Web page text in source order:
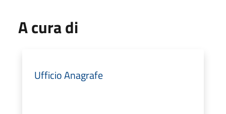
A cura di
Ufficio Anagrafe